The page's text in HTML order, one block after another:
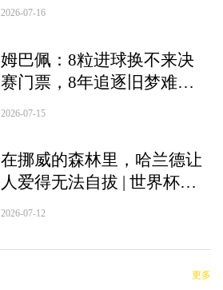
2026-07-16
姆巴佩：8粒进球换不来决
赛门票，8年追逐旧梦难圆 |
世界杯人物志
2026-07-15
在挪威的森林里，哈兰德让
人爱得无法自拔 | 世界杯人
物志
2026-07-12
更多